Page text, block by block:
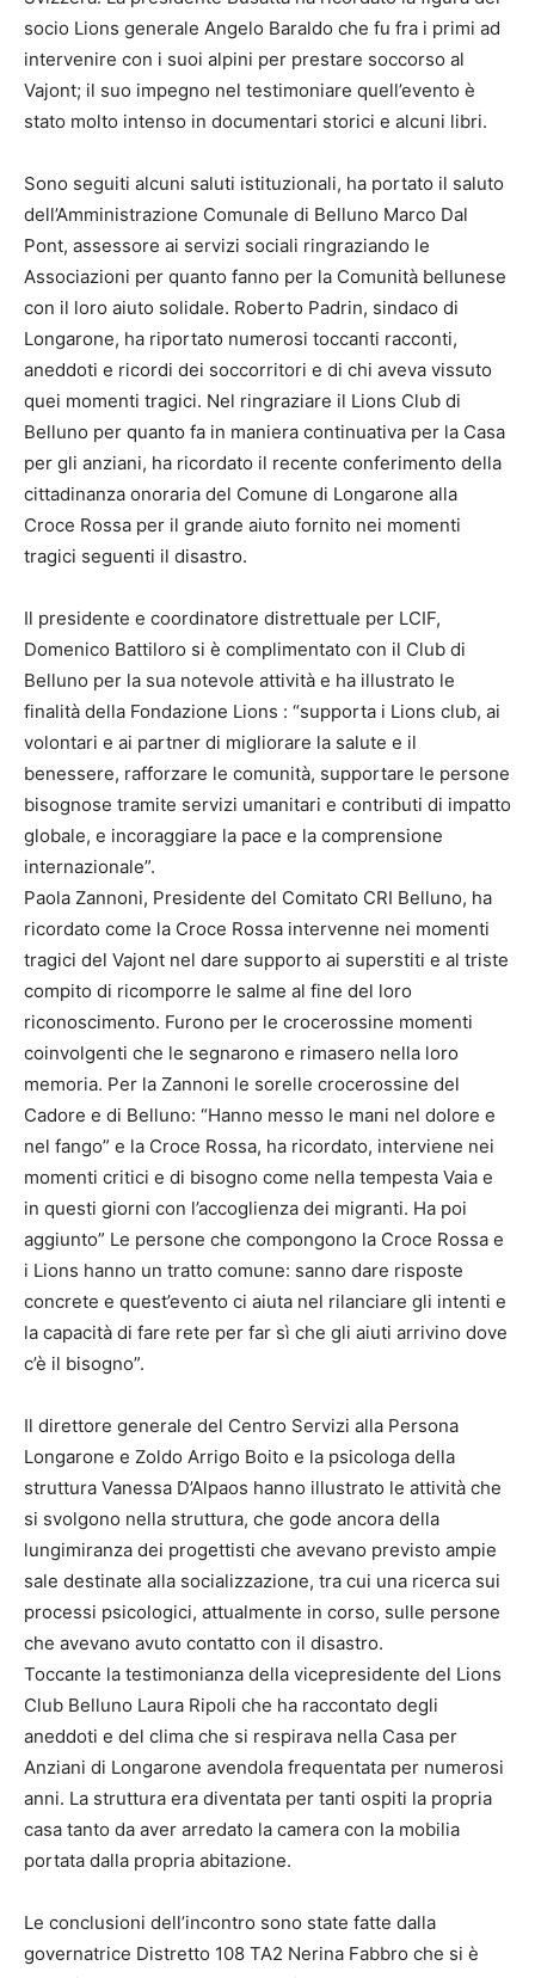
socio Lions generale Angelo Baraldo che fu fra i primi ad
intervenire con i suoi alpini per prestare soccorso al
Vajont; il suo impegno nel testimoniare quell’evento è
stato molto intenso in documentari storici e alcuni libri.
Sono seguiti alcuni saluti istituzionali, ha portato il saluto
dell’Amministrazione Comunale di Belluno Marco Dal
Pont, assessore ai servizi sociali ringraziando le
Associazioni per quanto fanno per la Comunità bellunese
con il loro aiuto solidale. Roberto Padrin, sindaco di
Longarone, ha riportato numerosi toccanti racconti,
aneddoti e ricordi dei soccorritori e di chi aveva vissuto
quei momenti tragici. Nel ringraziare il Lions Club di
Belluno per quanto fa in maniera continuativa per la Casa
per gli anziani, ha ricordato il recente conferimento della
cittadinanza onoraria del Comune di Longarone alla
Croce Rossa per il grande aiuto fornito nei momenti
tragici seguenti il disastro.
Il presidente e coordinatore distrettuale per LCIF,
Domenico Battiloro si è complimentato con il Club di
Belluno per la sua notevole attività e ha illustrato le
finalità della Fondazione Lions : “supporta i Lions club, ai
volontari e ai partner di migliorare la salute e il
benessere, rafforzare le comunità, supportare le persone
bisognose tramite servizi umanitari e contributi di impatto
globale, e incoraggiare la pace e la comprensione
internazionale”.
Paola Zannoni, Presidente del Comitato CRI Belluno, ha
ricordato come la Croce Rossa intervenne nei momenti
tragici del Vajont nel dare supporto ai superstiti e al triste
compito di ricomporre le salme al fine del loro
riconoscimento. Furono per le crocerossine momenti
coinvolgenti che le segnarono e rimasero nella loro
memoria. Per la Zannoni le sorelle crocerossine del
Cadore e di Belluno: “Hanno messo le mani nel dolore e
nel fango” e la Croce Rossa, ha ricordato, interviene nei
momenti critici e di bisogno come nella tempesta Vaia e
in questi giorni con l’accoglienza dei migranti. Ha poi
aggiunto” Le persone che compongono la Croce Rossa e
i Lions hanno un tratto comune: sanno dare risposte
concrete e quest’evento ci aiuta nel rilanciare gli intenti e
la capacità di fare rete per far sì che gli aiuti arrivino dove
c’è il bisogno”.
Il direttore generale del Centro Servizi alla Persona
Longarone e Zoldo Arrigo Boito e la psicologa della
struttura Vanessa D’Alpaos hanno illustrato le attività che
si svolgono nella struttura, che gode ancora della
lungimiranza dei progettisti che avevano previsto ampie
sale destinate alla socializzazione, tra cui una ricerca sui
processi psicologici, attualmente in corso, sulle persone
che avevano avuto contatto con il disastro.
Toccante la testimonianza della vicepresidente del Lions
Club Belluno Laura Ripoli che ha raccontato degli
aneddoti e del clima che si respirava nella Casa per
Anziani di Longarone avendola frequentata per numerosi
anni. La struttura era diventata per tanti ospiti la propria
casa tanto da aver arredato la camera con la mobilia
portata dalla propria abitazione.
Le conclusioni dell’incontro sono state fatte dalla
governatrice Distretto 108 TA2 Nerina Fabbro che si è